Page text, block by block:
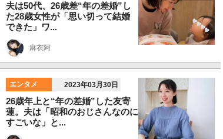
夫は50代、26歳差“年の差婚”し
た28歳女性が「思い切って結婚
できた」ワ...
麻衣阿
エンタメ 2023年03月30日
26歳年上と“年の差婚”した友寄
蓮。夫は「昭和のおじさんなのに
すごいな」と...